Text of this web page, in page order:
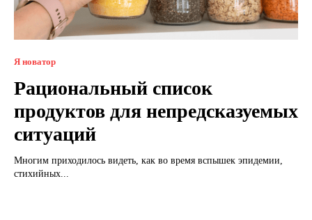
Я новатор
Рациональный список
продуктов для непредсказуемых
ситуаций
Многим приходилось видеть, как во время вспышек эпидемии,
стихийных...